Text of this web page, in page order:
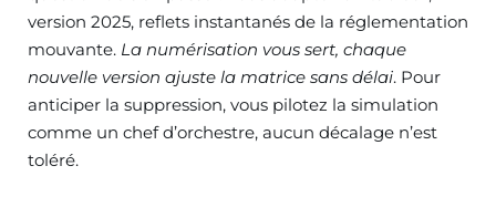
version 2025, reflets instantanés de la réglementation
mouvante. La numérisation vous sert, chaque
nouvelle version ajuste la matrice sans délai. Pour
anticiper la suppression, vous pilotez la simulation
comme un chef d’orchestre, aucun décalage n’est
toléré.